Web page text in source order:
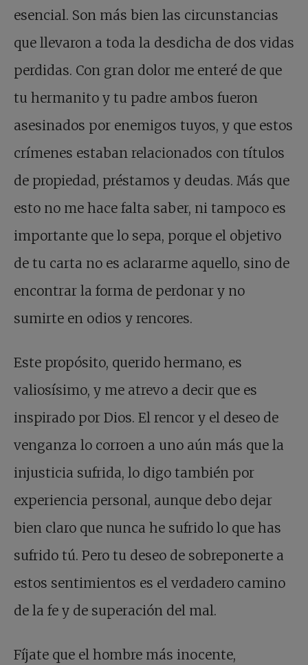
esencial. Son más bien las circunstancias
que llevaron a toda la desdicha de dos vidas
perdidas. Con gran dolor me enteré de que
tu hermanito y tu padre ambos fueron
asesinados por enemigos tuyos, y que estos
crímenes estaban relacionados con títulos
de propiedad, préstamos y deudas. Más que
esto no me hace falta saber, ni tampoco es
importante que lo sepa, porque el objetivo
de tu carta no es aclararme aquello, sino de
encontrar la forma de perdonar y no
sumirte en odios y rencores.
Este propósito, querido hermano, es
valiosísimo, y me atrevo a decir que es
inspirado por Dios. El rencor y el deseo de
venganza lo corroen a uno aún más que la
injusticia sufrida, lo digo también por
experiencia personal, aunque debo dejar
bien claro que nunca he sufrido lo que has
sufrido tú. Pero tu deseo de sobreponerte a
estos sentimientos es el verdadero camino
de la fe y de superación del mal.
Fíjate que el hombre más inocente,